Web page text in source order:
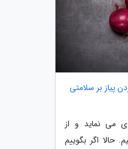
پیاز بر سلامتی
می نماید و از
حالا اگر بگوییم